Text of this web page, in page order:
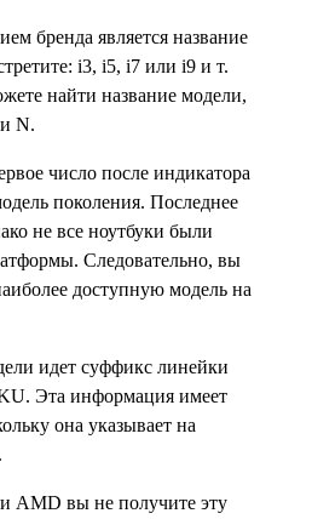
бренда является название
i3, i5, i7 или i9 и т.
найти название модели,
N.
число после индикатора
поколения. Последнее
не все ноутбуки были
Следовательно, вы
доступную модель на
идет суффикс линейки
Эта информация имеет
она указывает на
AMD вы не получите эту